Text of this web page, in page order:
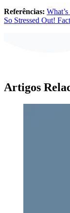
Referências:
So Stressed Out!
Artigos